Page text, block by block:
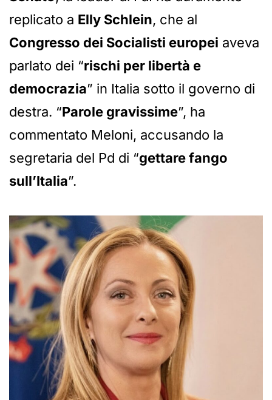
replicato a Elly Schlein, che al
Congresso dei Socialisti europei aveva
parlato dei “rischi per libertà e
democrazia” in Italia sotto il governo di
destra. “Parole gravissime”, ha
commentato Meloni, accusando la
segretaria del Pd di “gettare fango
sull’Italia”.